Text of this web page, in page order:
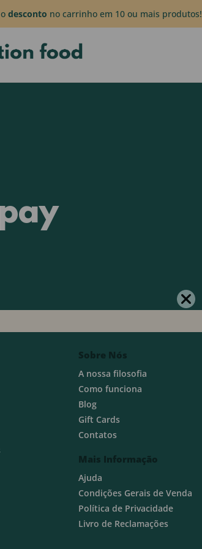
desconto no carrinho em 10 ou mais produtos!
Sobre Nós
A nossa filosofia
Como funciona
Blog
Gift Cards
Contatos
Mais Informação
Ajuda
Condições Gerais de Venda
Política de Privacidade
Livro de Reclamações